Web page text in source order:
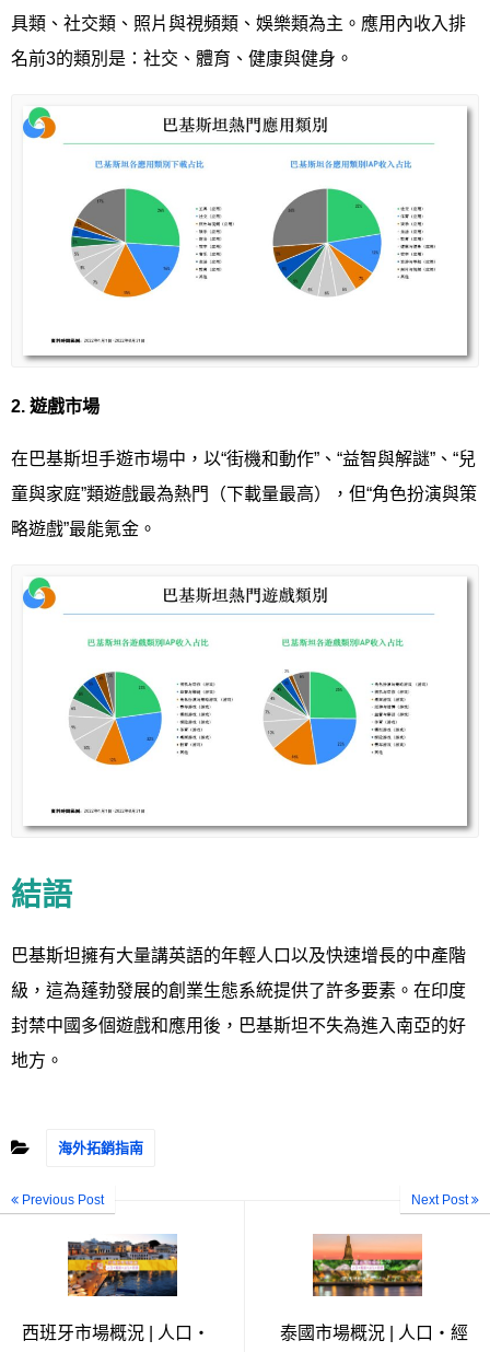
具類、社交類、照片與視頻類、娛樂類為主。應用內收入排
名前3的類別是：社交、體育、健康與健身。
2. 遊戲市場
在巴基斯坦手遊市場中，以“街機和動作”、“益智與解謎”、“兒
童與家庭”類遊戲最為熱門（下載量最高），但“角色扮演與策
略遊戲”最能氪金。
結語
巴基斯坦擁有大量講英語的年輕人口以及快速增長的中產階
級，這為蓬勃發展的創業生態系統提供了許多要素。在印度
封禁中國多個遊戲和應用後，巴基斯坦不失為進入南亞的好
地方。
海外拓銷指南
Previous Post
西班牙市場概況 | 人口・
Next Post
泰國市場概況 | 人口・經